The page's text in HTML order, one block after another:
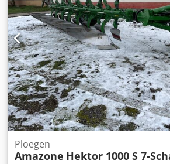
Ploegen
Amazone Hektor 1000 S 7-